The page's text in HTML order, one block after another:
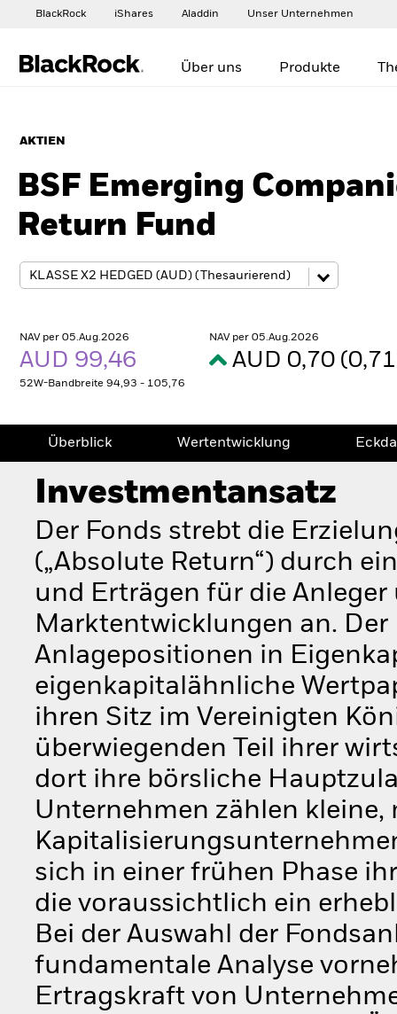
BlackRock iShares Aladdin Unser Unternehmen
Über uns Produkte
AKTIEN
BSF Emerging
Return Fund
NAV per 05.Aug.2026
AUD 99,46
52W-Bandbreite 94,93 - 105,76
NAV per 05.Aug.2026
AUD 0,70
Überblick Wertentwicklung
Investmentansatz
Der Fonds strebt die
(„Absolute Return“) durch
und Erträgen für die
Marktentwicklungen an.
Anlagepositionen in
eigenkapitalähnliche
ihren Sitz im Vereinigten
überwiegenden Teil ihrer
dort ihre börsliche
Unternehmen zählen
sich in einer frühen Phase
die voraussichtlich ein
Bei der Auswahl der
fundamentale Analyse
Ertragskraft von